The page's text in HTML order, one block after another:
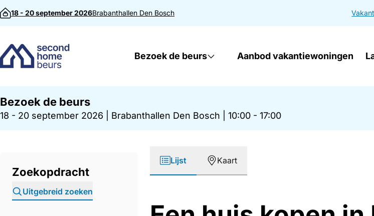
Direct naar inhoud
18 - 20 september 2026Brabanthallen Den Bosch
Bezoek de beurs Aanbod vakantiewoningen
Bezoek de beurs
18 - 20 september 2026 Brabanthallen Den Bosch 10:00 - 17:00
Zoekopdracht
Uitgebreid zoeken
Lijst Kaart